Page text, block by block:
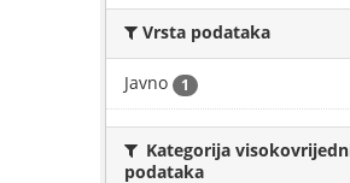
Vrsta podataka
Javno 1
Kategorija
podataka